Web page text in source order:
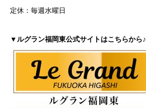
定休：毎週水曜日
▼ルグラン福岡東公式サイトはこちらから♪